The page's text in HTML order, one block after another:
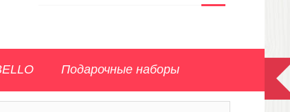
Подарочные наборы